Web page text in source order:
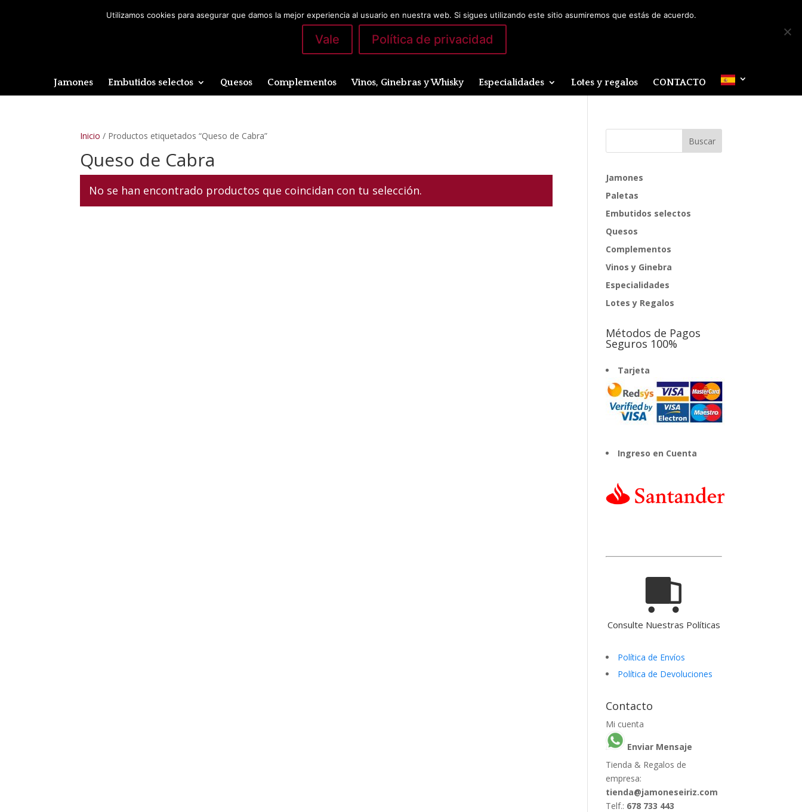
Mi cuenta 0 elementos
Jamones Embutidos selectos Quesos Complementos Vinos, Ginebras y Whisky Especialidades Lotes y regalos CONTACTO
Inicio / Productos etiquetados “Queso de Cabra”
Queso de Cabra
No se han encontrado productos que coincidan con tu selección.
Jamones
Paletas
Embutidos selectos
Quesos
Complementos
Vinos y Ginebra
Especialidades
Lotes y Regalos
Métodos de Pagos
Seguros 100%
Tarjeta
Ingreso en Cuenta
Consulte Nuestras Políticas
Política de Envíos
Política de Devoluciones
Contacto
Mi cuenta
Enviar Mensaje
Tienda & Regalos de
empresa:
tienda@jamoneseiriz.com
Telf.: 678 733 443
Utilizamos cookies para asegurar que damos la mejor experiencia al usuario en nuestra web. Si sigues utilizando este sitio asumiremos que estás de acuerdo.
Vale Política de privacidad